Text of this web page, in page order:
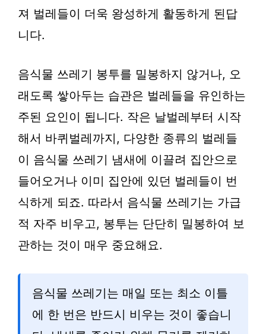
져 벌레들이 더욱 왕성하게 활동하게 된답
니다.
음식물 쓰레기 봉투를 밀봉하지 않거나, 오
래도록 쌓아두는 습관은 벌레들을 유인하는
주된 요인이 됩니다. 작은 날벌레부터 시작
해서 바퀴벌레까지, 다양한 종류의 벌레들
이 음식물 쓰레기 냄새에 이끌려 집안으로
들어오거나 이미 집안에 있던 벌레들이 번
식하게 되죠. 따라서 음식물 쓰레기는 가급
적 자주 비우고, 봉투는 단단히 밀봉하여 보
관하는 것이 매우 중요해요.
음식물 쓰레기는 매일 또는 최소 이틀
에 한 번은 반드시 비우는 것이 좋습니